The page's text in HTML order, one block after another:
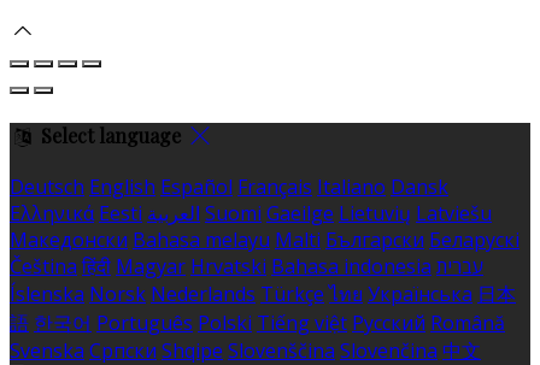
Select language
Deutsch English Español Français Italiano Dansk
Ελληνικά Eesti العربية Suomi Gaeilge Lietuvių Latviešu
Македонски Bahasa melayu Malti Български Беларускі
Čeština हिंदी Magyar Hrvatski Bahasa indonesia עברית
Íslenska Norsk Nederlands Türkçe ไทย Українська 日本
語 한국어 Português Polski Tiếng việt Русский Română
Svenska Српски Shqipe Slovenščina Slovenčina 中文